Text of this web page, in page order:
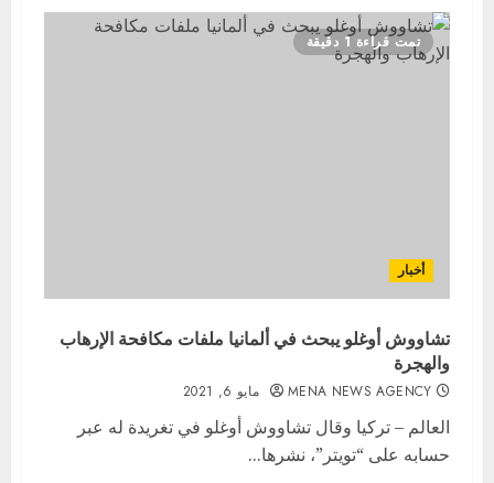
تمت قراءة 1 دقيقة
أخبار
تشاووش أوغلو يبحث في ألمانيا ملفات مكافحة الإرهاب
والهجرة
MENA NEWS AGENCY مايو 6, 2021
العالم – تركيا وقال تشاووش أوغلو في تغريدة له عبر
حسابه على “تويتر”، نشرها...